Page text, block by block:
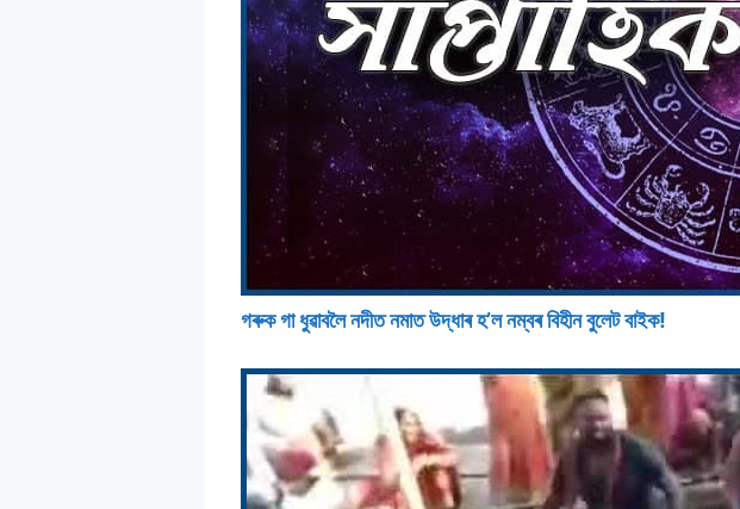
গৰুক গা ধুৱাবলৈ নদীত নমাত উদ্ধাৰ হ’ল নম্বৰ বিহীন বুলেট বাইক!